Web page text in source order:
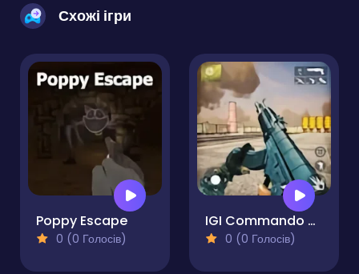
Схожі ігри
Poppy Escape
0 (0 Голосів)
IGI Commando Mission: Cover the Fire
0 (0 Голосів)